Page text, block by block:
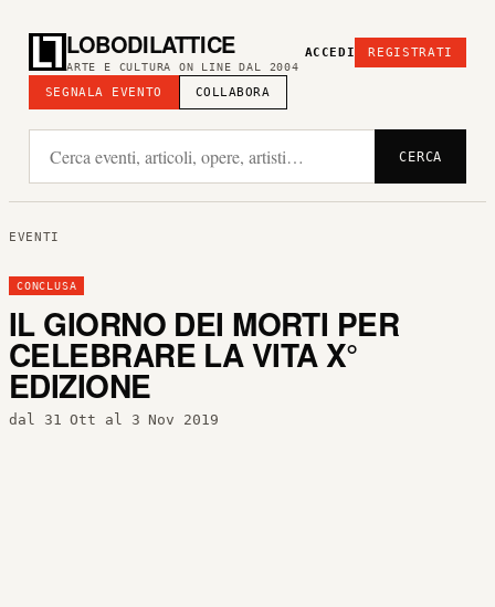
LOBODILATTICE
ARTE E CULTURA ON LINE DAL 2004
SEGNALA EVENTO COLLABORA
ACCEDI REGISTRATI
CERCA
EVENTI
CONCLUSA
IL GIORNO DEI MORTI PER
CELEBRARE LA VITA X°
EDIZIONE
dal 31 Ott al 3 Nov 2019